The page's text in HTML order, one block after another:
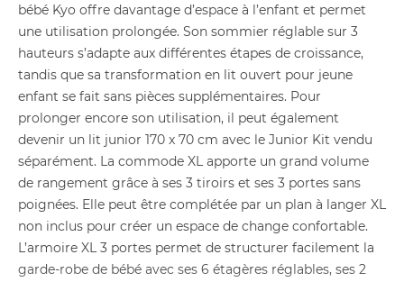
bébé Kyo offre davantage d’espace à l’enfant et permet
une utilisation prolongée. Son sommier réglable sur 3
hauteurs s’adapte aux différentes étapes de croissance,
tandis que sa transformation en lit ouvert pour jeune
enfant se fait sans pièces supplémentaires. Pour
prolonger encore son utilisation, il peut également
devenir un lit junior 170 x 70 cm avec le Junior Kit vendu
séparément. La commode XL apporte un grand volume
de rangement grâce à ses 3 tiroirs et ses 3 portes sans
poignées. Elle peut être complétée par un plan à langer XL
non inclus pour créer un espace de change confortable.
L’armoire XL 3 portes permet de structurer facilement la
garde-robe de bébé avec ses 6 étagères réglables, ses 2